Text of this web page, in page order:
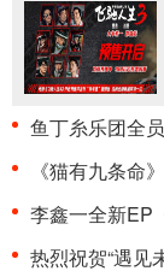
鱼丁糸乐团全员客串
《猫有九条命》开
李鑫一全新EP《三
热烈祝贺“遇见未来